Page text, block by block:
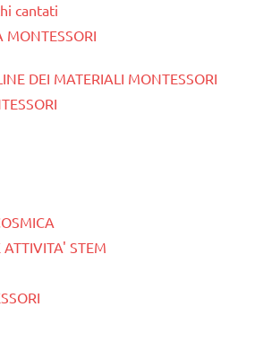
cantati
MONTESSORI
DEI MATERIALI MONTESSORI
ATTIVITA' STEM